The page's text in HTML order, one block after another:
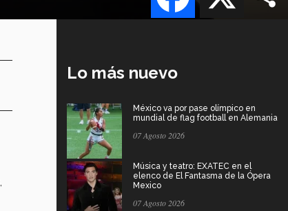
Lo más nuevo
México va por pase olímpico en
mundial de flag football en Alemania
07 Agosto 2026
Música y teatro: EXATEC en el
elenco de El Fantasma de la Ópera
Mexico
07 Agosto 2026